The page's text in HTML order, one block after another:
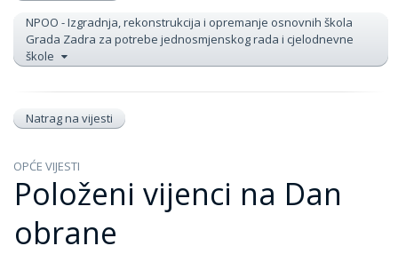
NPOO - Izgradnja, rekonstrukcija i opremanje osnovnih škola
Grada Zadra za potrebe jednosmjenskog rada i cjelodnevne
škole
Natrag na vijesti
OPĆE VIJESTI
Položeni vijenci na Dan
obrane